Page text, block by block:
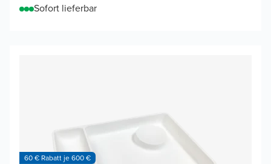
Sofort lieferbar
60 € Rabatt je 600 €